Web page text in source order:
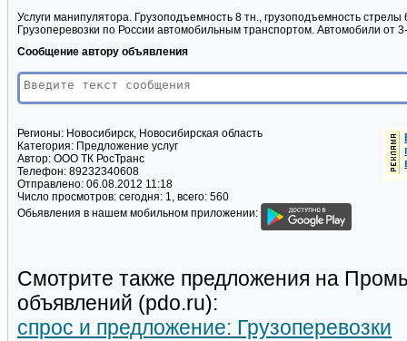
Услуги манипулятора. Грузоподъемность 8 тн., грузоподъемность
Грузоперевозки по России автомобильным транспортом. Автомобили от
Сообщение автору объявления
Регионы: Новосибирск, Новосибирская область
Категория: Предложение услуг
Автор: ООО ТК РосТранс
Телефон: 89232340608
Отправлено: 06.08.2012 11:18
Число просмотров: сегодня: 1, всего: 560
Обьявления в нашем мобильном приложении:
Смотрите также предложения на
объявлений (pdo.ru):
спрос и предложение: Грузоперевозки